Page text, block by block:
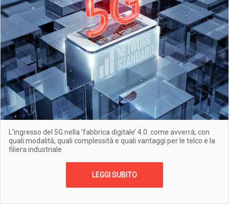
L’ingresso del 5G nella ‘fabbrica digitale’ 4.0: come avverrà, con
quali modalità, quali complessità e quali vantaggi per le telco e la
filiera industriale
LEGGI SUBITO